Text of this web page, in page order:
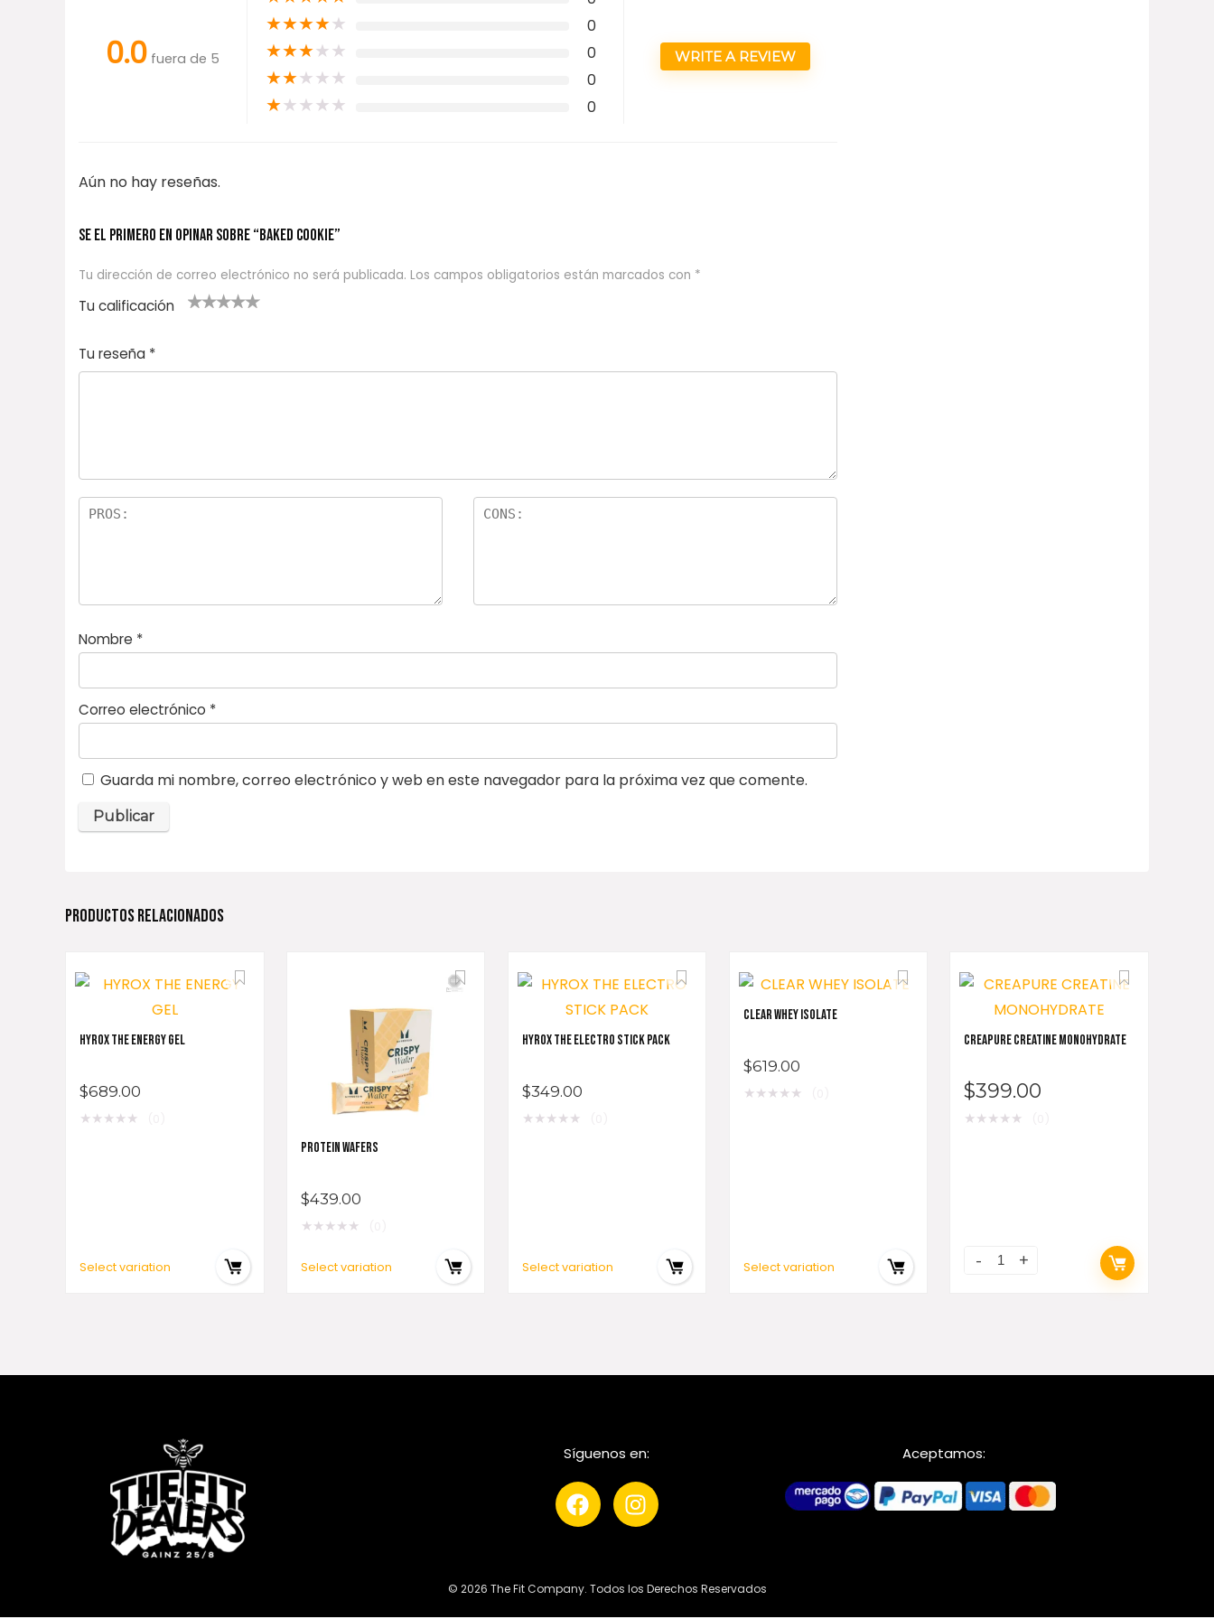
0.0 fuera de 5
★★★★★ 0
★★★★★ 0
★★★★★ 0
★★★★★ 0
WRITE A REVIEW
Aún no hay reseñas.
Se el primero en opinar sobre “BAKED COOKIE”
Tu dirección de correo electrónico no será publicada. Los campos obligatorios están marcados con *
Tu calificación
e
el
5
las
s
Tu reseña *
Nombre *
Correo electrónico *
Guarda mi nombre, correo electrónico y web en este navegador para la próxima vez que comente.
PRODUCTOS RELACIONADOS
HYROX THE ENERGY GEL
$689.00
★★★★★
Select variation
PROTEIN WAFERS
$439.00
★★★★★
Select variation
HYROX THE ELECTRO STICK PACK
$349.00
★★★★★
Select variation
CLEAR WHEY ISOLATE
$619.00
★★★★★
Select variation
CREAPURE CREATINE MONOHYDRATE
$399.00
★★★★★
Síguenos en: Aceptamos:
© 2026 The Fit Company. Todos los Derechos Reservados